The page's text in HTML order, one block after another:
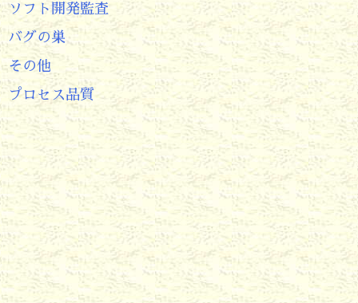
ソフト開発監査
バグの巣
その他
プロセス品質